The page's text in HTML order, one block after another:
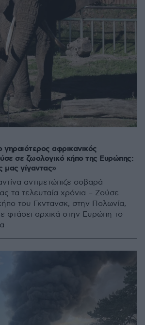
αφρικανικός
σε ζωολογικό κήπο της Ευρώπης:
μας γίγαντας»
αντιμετώπιζε σοβαρά
τα τελευταία χρόνια – Ζούσε
του Γκντανσκ, στην Πολωνία,
φτάσει αρχικά στην Ευρώπη το